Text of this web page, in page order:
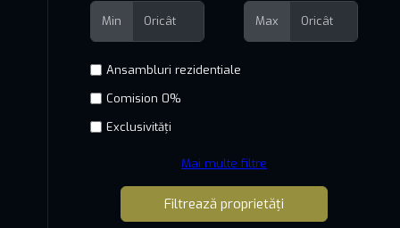
Min Max
Comision 0%
Exclusivități
Mai multe filtre